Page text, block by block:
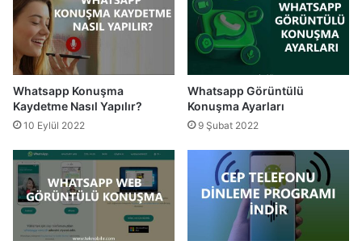
Whatsapp Konuşma
Kaydetme Nasıl Yapılır?
10 Eylül 2022
Whatsapp Görüntülü
Konuşma Ayarları
9 Şubat 2022